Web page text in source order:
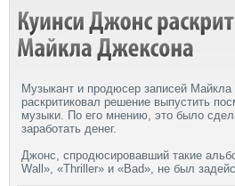
Музыкант и продюсер записей
раскритиковал решение выпустить
музыки. По его мнению, это было
заработать денег.
Джонс, спродюсировавший такие
Wall», «Thriller» и «Bad», не был